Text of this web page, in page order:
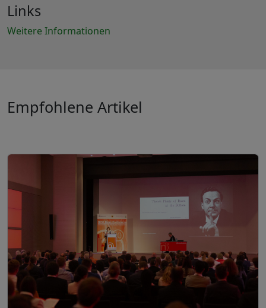
Links
Weitere Informationen
Empfohlene Artikel